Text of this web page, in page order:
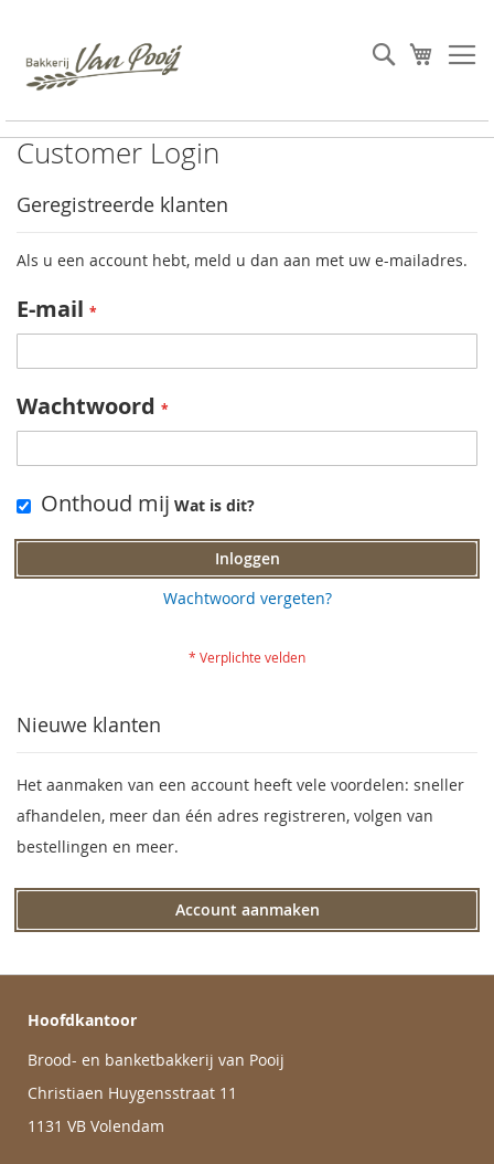
de
inhoud
Search
Customer Login
Geregistreerde klanten
Als u een account hebt, meld u dan aan met uw e-mailadres.
E-mail
Wachtwoord
Onthoud mij Wat is dit?
Inloggen
Wachtwoord vergeten?
Nieuwe klanten
Het aanmaken van een account heeft vele voordelen: sneller
afhandelen, meer dan één adres registreren, volgen van
bestellingen en meer.
Account aanmaken
Hoofdkantoor
Brood- en banketbakkerij van Pooij
Christiaen Huygensstraat 11
1131 VB Volendam